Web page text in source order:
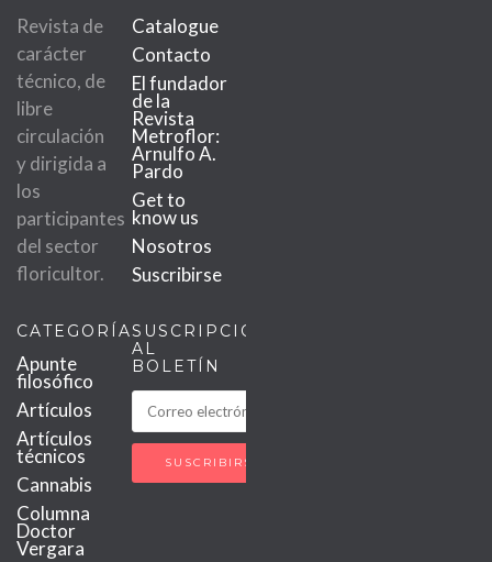
Revista de
carácter
técnico, de
libre
circulación
y dirigida a
los
participantes
del sector
floricultor.
Catalogue
Contacto
El fundador
de la
Revista
Metroflor:
Arnulfo A.
Pardo
Get to
know us
Nosotros
Suscribirse
CATEGORÍAS
Apunte
filosófico
Artículos
Artículos
técnicos
Cannabis
Columna
Doctor
Vergara
SUSCRIPCIÓN
AL
BOLETÍN